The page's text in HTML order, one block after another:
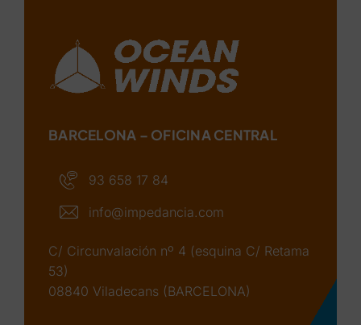
BARCELONA – OFICINA CENTRAL
93 658 17 84
info@impedancia.com
C/ Circunvalación nº 4 (esquina C/ Retama
53)
08840 Viladecans (BARCELONA)